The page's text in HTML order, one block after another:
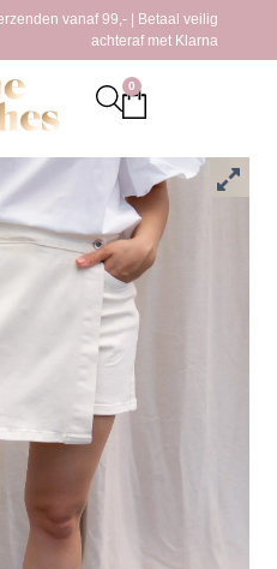
vanaf 99,- | Betaal veilig
achteraf met Klarna
0
Creme
Creme